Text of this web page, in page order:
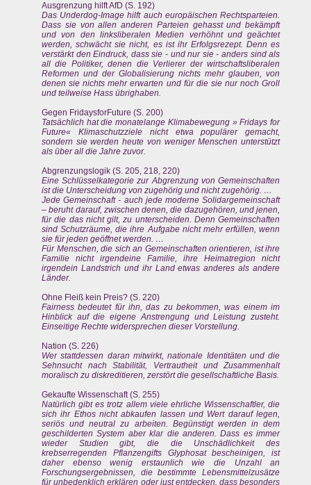
Ausgrenzung hilft AfD (S. 192)
Das Underdog-Image hilft auch europäischen Rechtsparteien.
Dass sie von allen anderen Parteien gehasst und bekämpft
und von den linksliberalen Medien verhöhnt und geächtet
werden, schwächt sie nicht, es ist ihr Erfolgsrezept. Denn es
verstärkt den Eindruck, dass sie - und nur sie - anders sind als
all die Politiker, denen die Verlierer der wirtschaftsliberalen
Reformen und der Globalisierung nichts mehr glauben, von
denen sie nichts mehr erwarten und für die sie nur noch Groll
und teilweise Hass übrighaben.
Gegen FridaysforFuture (S. 200)
Tatsächlich hat die monatelange Klimabewegung » Fridays for
Future« Klimaschutzziele nicht etwa populärer gemacht,
sondern sie werden heute von weniger Menschen unterstützt
als über all die Jahre zuvor.
Abgrenzungslogik (S. 205, 218, 220)
Eine Schlüsselkategorie zur Abgrenzung von Gemeinschaften
ist die Unterscheidung von zugehörig und nicht zugehörig. …
Jede Gemeinschaft - auch jede moderne Solidargemeinschaft
– beruht darauf, zwischen denen, die dazugehören, und jenen,
für die das nicht gilt, zu unterscheiden. Denn Gemeinschaften
sind Schutzräume, die ihre Aufgabe nicht mehr erfüllen, wenn
sie für jeden geöffnet werden. …
Für Menschen, die sich an Gemeinschaften orientieren, ist ihre
Familie nicht irgendeine Familie, ihre Heimatregion nicht
irgendein Landstrich und ihr Land etwas anderes als andere
Länder.
Ohne Fleiß kein Preis? (S. 220)
Fairness bedeutet für ihn, das zu bekommen, was einem im
Hinblick auf die eigene Anstrengung und Leistung zusteht.
Einseitige Rechte widersprechen dieser Vorstellung.
Nation (S. 226)
Wer stattdessen daran mitwirkt, nationale Identitäten und die
Sehnsucht nach Stabilität, Vertrautheit und Zusammenhalt
moralisch zu diskreditieren, zerstört die gesellschaftliche Basis.
Gekaufte Wissenschaft (S. 255)
Natürlich gibt es trotz allem viele ehrliche Wissenschaftler, die
sich ihr Ethos nicht abkaufen lassen und Wert darauf legen,
seriös und neutral zu arbeiten. Begünstigt werden in dem
geschilderten System aber klar die anderen. Dass es immer
wieder Studien gibt, die die Unschädlichkeit des
krebserregenden Pflanzengifts Glyphosat bescheinigen, ist
daher ebenso wenig erstaunlich wie die Unzahl an
Forschungsergebnissen, die bestimmte Lebensmittelzusätze
für unbedenklich erklären oder just entdecken, dass besonders